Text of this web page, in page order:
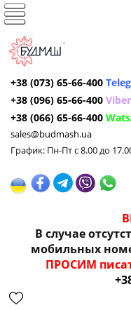
+38 (073) 65-66-400
+38 (096) 65-66-400 Viber
+38 (066) 65-66-400
sales@budmash.ua
График: Пн-Пт с 8.00 до
В случае
мобильных
ПРОСИМ